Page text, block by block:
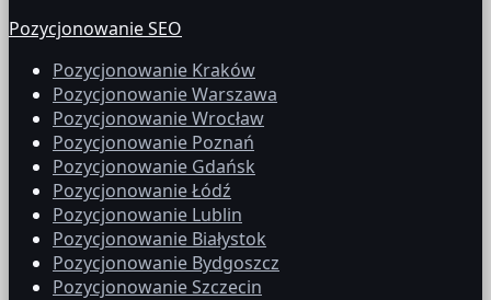
Pozycjonowanie SEO
Pozycjonowanie Kraków
Pozycjonowanie Warszawa
Pozycjonowanie Wrocław
Pozycjonowanie Poznań
Pozycjonowanie Gdańsk
Pozycjonowanie Łódź
Pozycjonowanie Lublin
Pozycjonowanie Białystok
Pozycjonowanie Bydgoszcz
Pozycjonowanie Szczecin